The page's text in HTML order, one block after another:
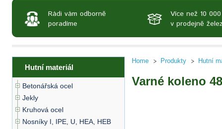
Rádi vám odborně
poradíme
Více než 10
v prodejně
Hutní materiál
Betonářská ocel
Jekly
Kruhová ocel
Nosníky I, IPE, U, HEA, HEB
Home Produkty Hutní
Varné koleno